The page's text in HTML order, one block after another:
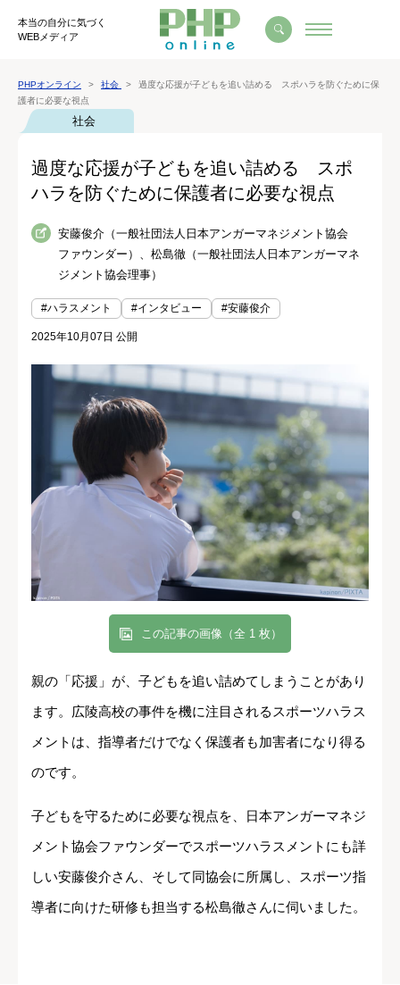
本当の自分に気づく
WEBメディア
PHPオンライン 社会
過度な応援が子どもを追い詰める スポハラを防ぐために保
護者に必要な視点
社会
過度な応援が子どもを追い詰める スポ
ハラを防ぐために保護者に必要な視点
安藤俊介（一般社団法人日本アンガーマネジメント協会
ファウンダー）、松島徹（一般社団法人日本アンガーマネ
ジメント協会理事）
#ハラスメント #インタビュー #安藤俊介
2025年10月07日 公開
この記事の画像（全 1 枚）
親の「応援」が、子どもを追い詰めてしまうことがあり
ます。広陵高校の事件を機に注目されるスポーツハラス
メントは、指導者だけでなく保護者も加害者になり得る
のです。
子どもを守るために必要な視点を、日本アンガーマネジ
メント協会ファウンダーでスポーツハラスメントにも詳
しい安藤俊介さん、そして同協会に所属し、スポーツ指
導者に向けた研修も担当する松島徹さんに伺いました。